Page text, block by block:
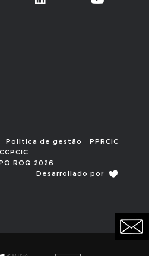
Politica de gestão
PPRCIC
CCPCIC
ROQ 2026
Desarrollado por